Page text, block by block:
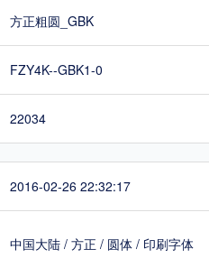
方正粗圆_GBK
FZY4K--GBK1-0
22034
2016-02-26 22:32:17
中国大陆 / 方正 / 圆体 / 印刷字体